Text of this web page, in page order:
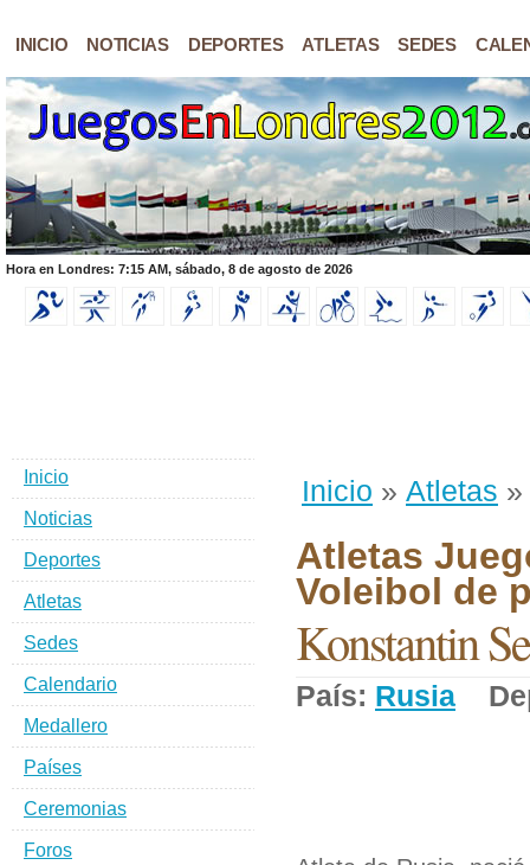
INICIO NOTICIAS DEPORTES ATLETAS SEDES
Hora en Londres: 7:15 AM, sábado, 8 de agosto de 2026
Inicio » Atletas »
Atletas
Voleibol de
Konstantin
País: Rusia
Inicio
Noticias
Deportes
Atletas
Sedes
Calendario
Medallero
Países
Ceremonias
Foros